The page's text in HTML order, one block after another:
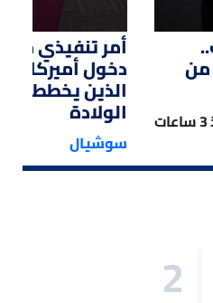
من
أمر تنفيذي من
دخول أميركا
الذين يخططون
الولادة
سوشيال